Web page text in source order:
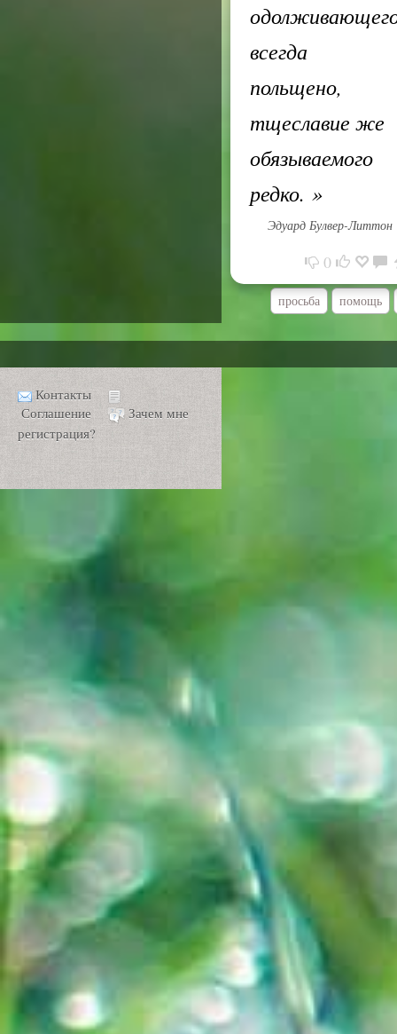
всегда
польщено,
тщеславие же
обязываемого
редко. »
Эдуард Булвер-Литтон
0
просьба помощь
Контакты
Соглашение
Зачем мне
регистрация?